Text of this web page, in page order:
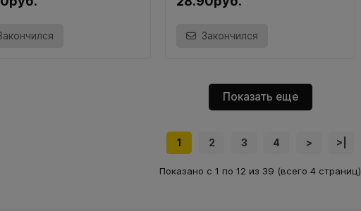
Закончился
Показать еще
1 2 3 4 > >|
Показано с 1 по 12 из 39 (всего 4 страниц)